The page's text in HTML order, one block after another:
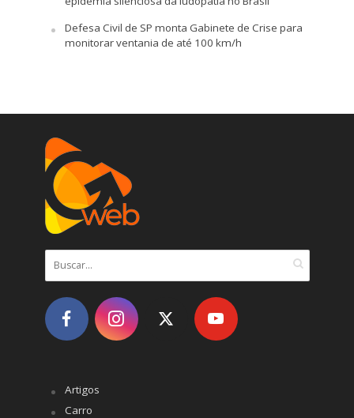
Defesa Civil de SP monta Gabinete de Crise para
monitorar ventania de até 100 km/h
Artigos
Carro